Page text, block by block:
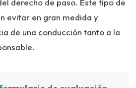
derecho de paso. Este tipo de
evitar en gran medida y
de una conducción tanto a la